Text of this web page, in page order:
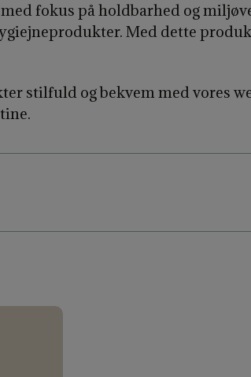
med fokus på holdbarhed og
Med dette
stilfuld og bekvem med vores